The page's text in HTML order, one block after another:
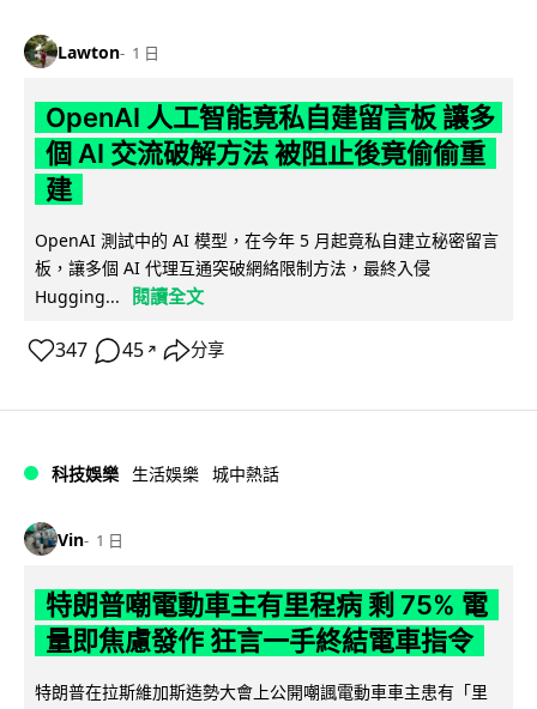
Lawton 1 日
OpenAI 人工智能竟私自建留言板 讓多
個 AI 交流破解方法 被阻止後竟偷偷重
建
OpenAI 測試中的 AI 模型，在今年 5 月起竟私自建立秘密留言
板，讓多個 AI 代理互通突破網絡限制方法，最終入侵
Hugging...
閱讀全文
347 45 ↗ 分享
科技娛樂 生活娛樂 城中熱話
Vin 1 日
特朗普嘲電動車主有里程病 剩 75% 電
量即焦慮發作 狂言一手終結電車指令
特朗普在拉斯維加斯造勢大會上公開嘲諷電動車車主患有「里